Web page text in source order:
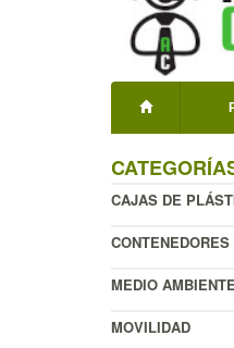
CAJAS DE
CONTENEDORES
MEDIO AMBIENTE
MOVILIDAD